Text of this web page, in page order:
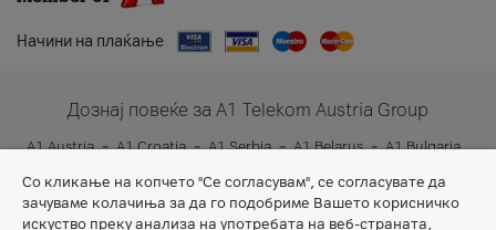
Начини на плаќање
Дознај повеќе за A1 Telekom Austria Group
A1 Austria A1 Croatia A1 Serbia A1 Belarus
A1 Bulgaria
Со кликање на копчето "Се согласувам", се согласувате да
зачуваме колачиња за да го подобриме Вашето корисничко
искуство преку анализа на употребата на веб-страната,